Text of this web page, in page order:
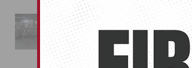
La Entrada Cristiana llena de
esplendor las calles de
Almoradí en una multitudinaria